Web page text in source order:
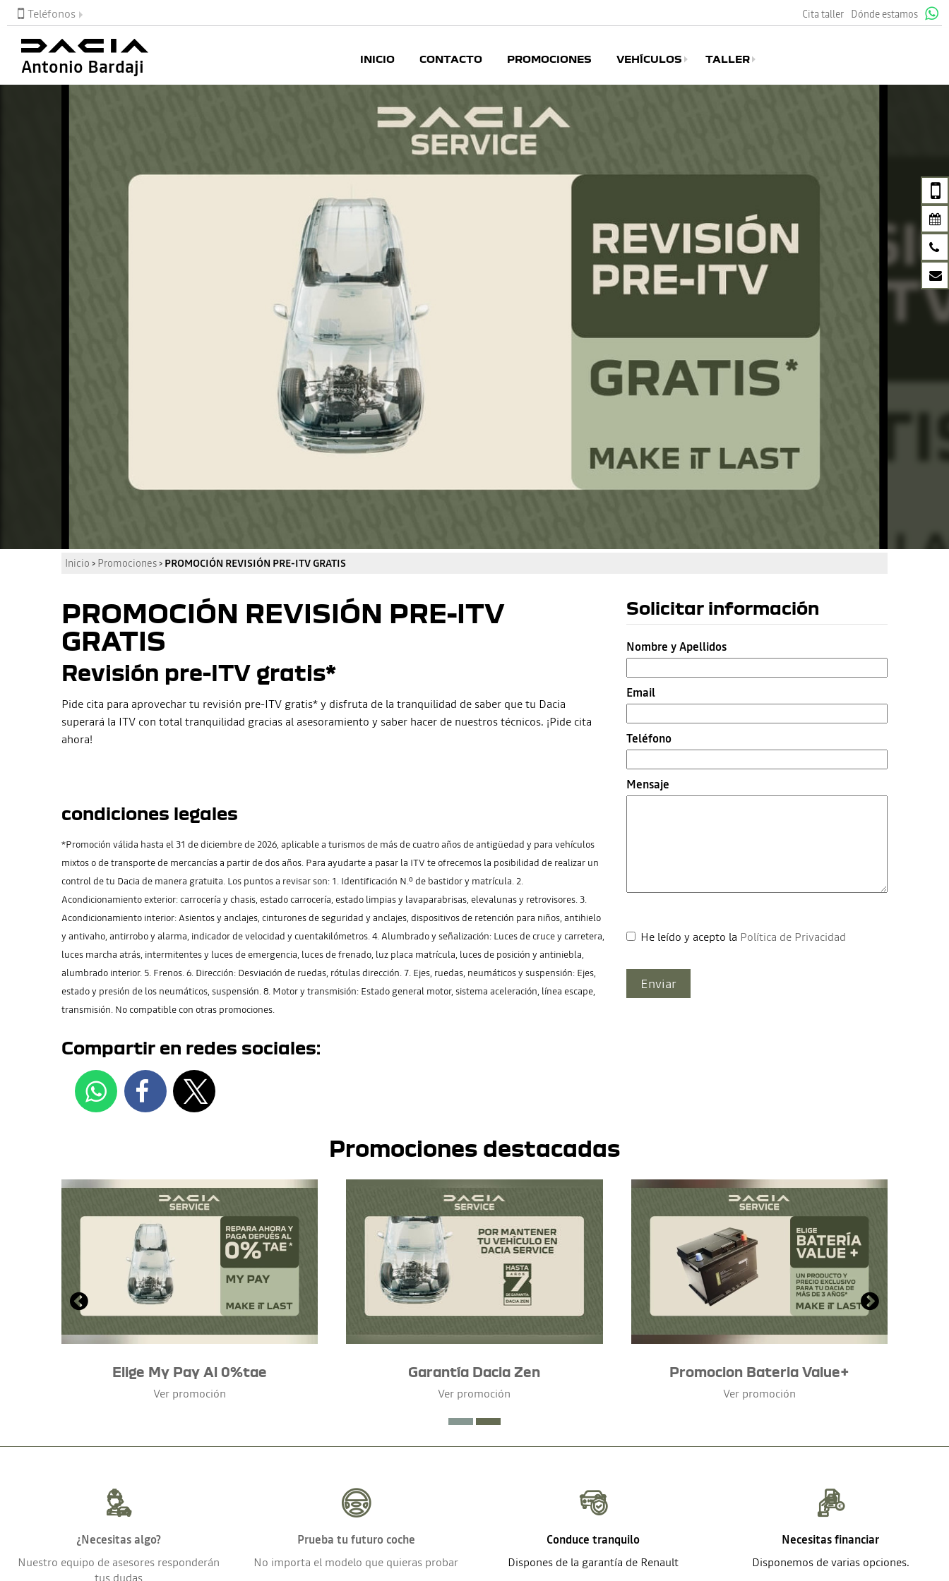
Teléfonos Cita taller Dónde estamos
Antonio Bardaji INICIO CONTACTO PROMOCIONES VEHÍCULOS TALLER
Inicio › Promociones› PROMOCIÓN REVISIÓN PRE-ITV GRATIS
PROMOCIÓN REVISIÓN PRE-ITV
GRATIS
Revisión pre-ITV gratis*
Pide cita para aprovechar tu revisión pre-ITV gratis* y disfruta de la tranquilidad de saber que tu Dacia
superará la ITV con total tranquilidad gracias al asesoramiento y saber hacer de nuestros técnicos. ¡Pide cita
ahora!
condiciones legales
*Promoción válida hasta el 31 de diciembre de 2026, aplicable a turismos de más de cuatro años de antigüedad y para vehículos
mixtos o de transporte de mercancías a partir de dos años. Para ayudarte a pasar la ITV te ofrecemos la posibilidad de realizar un
control de tu Dacia de manera gratuita. Los puntos a revisar son: 1. Identificación N.º de bastidor y matrícula. 2.
Acondicionamiento exterior: carrocería y chasis, estado carrocería, estado limpias y lavaparabrisas, elevalunas y retrovisores. 3.
Acondicionamiento interior: Asientos y anclajes, cinturones de seguridad y anclajes, dispositivos de retención para niños, antihielo
y antivaho, antirrobo y alarma, indicador de velocidad y cuentakilómetros. 4. Alumbrado y señalización: Luces de cruce y carretera,
luces marcha atrás, intermitentes y luces de emergencia, luces de frenado, luz placa matrícula, luces de posición y antiniebla,
alumbrado interior. 5. Frenos. 6. Dirección: Desviación de ruedas, rótulas dirección. 7. Ejes, ruedas, neumáticos y suspensión: Ejes,
estado y presión de los neumáticos, suspensión. 8. Motor y transmisión: Estado general motor, sistema aceleración, línea escape,
transmisión. No compatible con otras promociones.
Compartir en redes sociales:
Solicitar información
Nombre y Apellidos
Email
Teléfono
Mensaje
He leído y acepto la Política de Privacidad
Promociones destacadas
Elige My Pay Al 0%tae
Ver promoción
Garantía Dacia Zen
Ver promoción
Promocion Bateria Value+
Ver promoción
¿Necesitas algo?
Nuestro equipo de asesores responderán
tus dudas
Prueba tu futuro coche
No importa el modelo que quieras probar
Conduce tranquilo
Dispones de la garantía de Renault
Necesitas financiar
Disponemos de varias opciones.